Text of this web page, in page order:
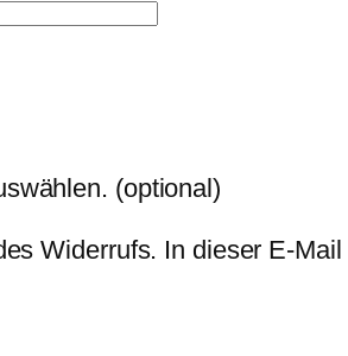
(optional)
Widerrufs. In dieser E-